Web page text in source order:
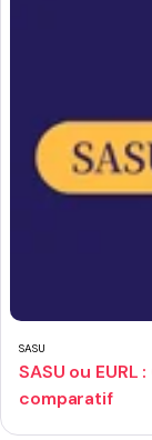
SASU
SASU ou
comparatif